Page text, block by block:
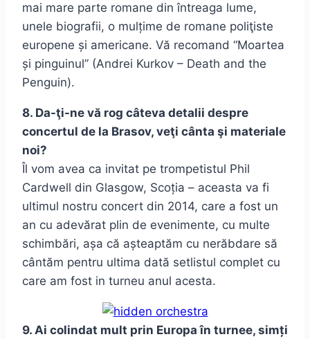
mai mare parte romane din întreaga lume,
unele biografii, o mulțime de romane poliţiste
europene și americane. Vă recomand “Moartea
și pinguinul” (Andrei Kurkov – Death and the
Penguin).
8. Da-ţi-ne vă rog câteva detalii despre
concertul de la Brasov, veţi cânta şi materiale
noi?
Îl vom avea ca invitat pe trompetistul Phil
Cardwell din Glasgow, Scoția – aceasta va fi
ultimul nostru concert din 2014, care a fost un
an cu adevărat plin de evenimente, cu multe
schimbări, așa că așteaptăm cu nerăbdare să
cântăm pentru ultima dată setlistul complet cu
care am fost in turneu anul acesta.
9. Ai colindat mult prin Europa în turnee, simți